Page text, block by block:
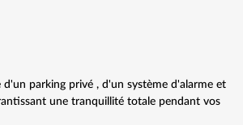
d'un parking privé , d'un système d'alarme et
une tranquillité totale pendant vos